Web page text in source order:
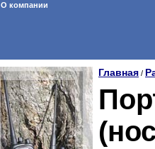
O компании
Главная /